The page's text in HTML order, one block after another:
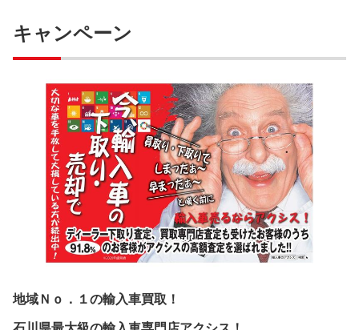
キャンペーン
地域Ｎｏ．１の輸入車買取！